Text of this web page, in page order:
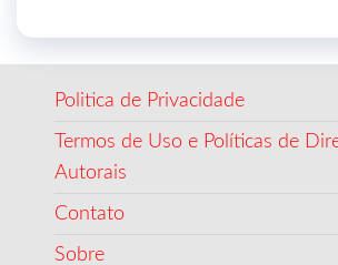
Politica de Privacidade
Termos de Uso e Políticas de
Autorais
Contato
Sobre